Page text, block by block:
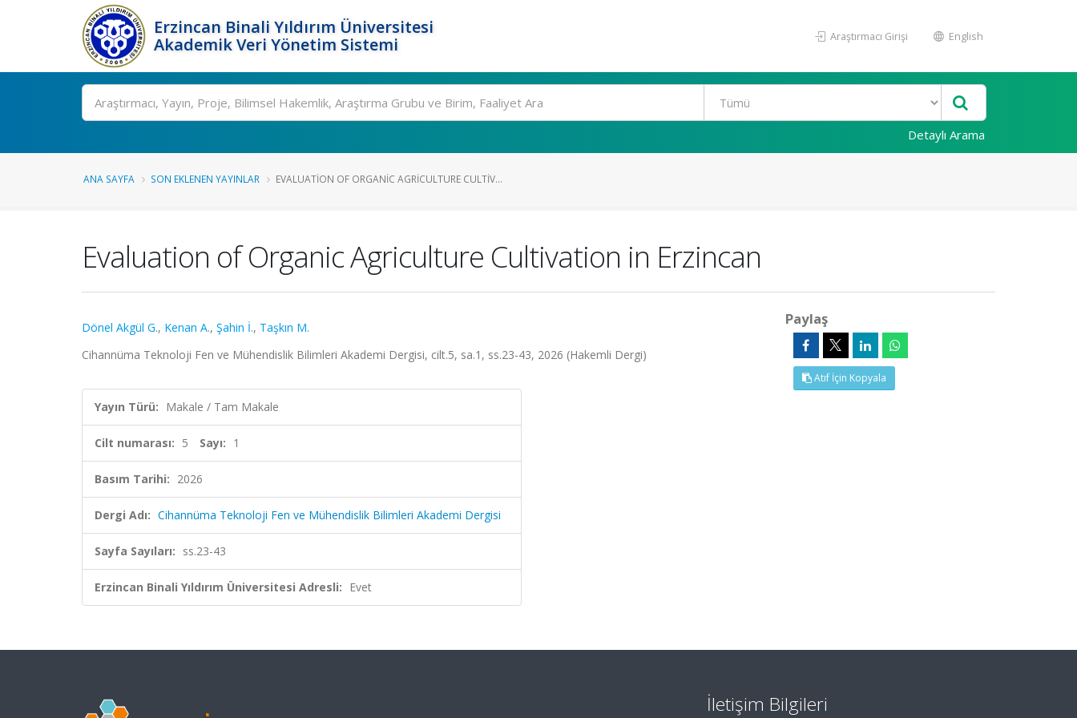
Erzincan Binali Yıldırım Üniversitesi
Akademik Veri Yönetim Sistemi
Araştırmacı Girişi English
Ara
Detaylı Arama
ANA SAYFA SON EKLENEN YAYINLAR EVALUATION OF ORGANIC AGRICULTURE CULTIV...
Evaluation of Organic Agriculture Cultivation in Erzincan
Dönel Akgül G., Kenan A., Şahin İ., Taşkın M.
Cihannüma Teknoloji Fen ve Mühendislik Bilimleri Akademi Dergisi, cilt.5, sa.1, ss.23-43, 2026 (Hakemli Dergi)
Yayın Türü: Makale / Tam Makale
Cilt numarası: 5 Sayı: 1
Basım Tarihi: 2026
Dergi Adı: Cihannüma Teknoloji Fen ve Mühendislik Bilimleri Akademi Dergisi
Sayfa Sayıları: ss.23-43
Erzincan Binali Yıldırım Üniversitesi Adresli: Evet
Paylaş
Atıf İçin Kopyala
İletişim Bilgileri